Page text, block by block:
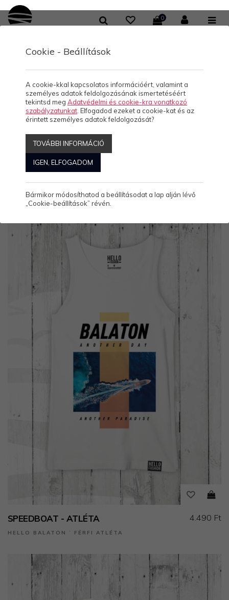
0
Hellofashion
Szűrők: HELLOFASHION
Rendezés: ABC Népszerű Ár
SPEEDBOAT - ATLÉTA
HELLO BALATON ˙ FÉRFI ATLÉTA
4.490 Ft
Cookie - Beállítások
A cookie-kkal kapcsolatos információért, valamint a
személyes adatok feldolgozásának ismertetéséért
tekintsd meg Adatvédelmi és cookie-kra vonatkozó
szabályzatunkat . Elfogadod ezeket a cookie-kat és az
érintett személyes adatok feldolgozását?
TOVÁBBI INFORMÁCIÓ
IGEN, ELFOGADOM
Bármikor módosíthatod a beállításodat a lap alján lévő
„Cookie-beállítások” révén.